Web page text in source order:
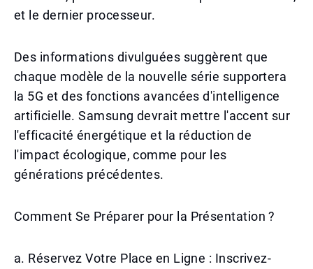
et le dernier processeur.
Des informations divulguées suggèrent que
chaque modèle de la nouvelle série supportera
la 5G et des fonctions avancées d'intelligence
artificielle. Samsung devrait mettre l'accent sur
l'efficacité énergétique et la réduction de
l'impact écologique, comme pour les
générations précédentes.
Comment Se Préparer pour la Présentation ?
a. Réservez Votre Place en Ligne : Inscrivez-